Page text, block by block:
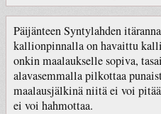
Päijänteen Syntylahden
kallionpinnalla on havaittu
onkin maalaukselle sopiva,
alavasemmalla pilkottaa
maalausjälkinä niitä ei voi
ei voi hahmottaa.